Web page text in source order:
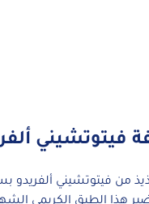
فيتوتشيني
فيتوتشيني ألفريدو